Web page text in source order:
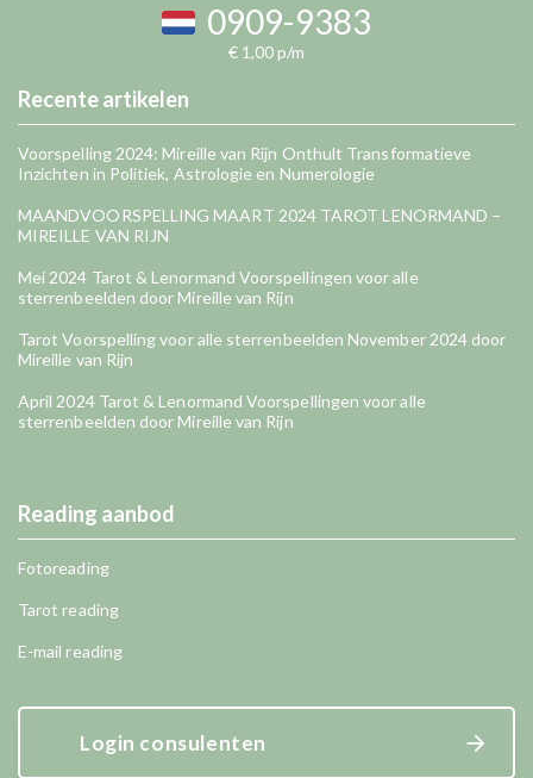
0909-9383
€ 1,00 p/m
Recente artikelen
Voorspelling 2024: Mireille van Rijn Onthult Transformatieve
Inzichten in Politiek, Astrologie en Numerologie
MAANDVOORSPELLING MAART 2024 TAROT LENORMAND –
MIREILLE VAN RIJN
Mei 2024 Tarot & Lenormand Voorspellingen voor alle
sterrenbeelden door Mireille van Rijn
Tarot Voorspelling voor alle sterrenbeelden November 2024 door
Mireille van Rijn
April 2024 Tarot & Lenormand Voorspellingen voor alle
sterrenbeelden door Mireille van Rijn
Reading aanbod
Fotoreading
Tarot reading
E-mail reading
Login consulenten